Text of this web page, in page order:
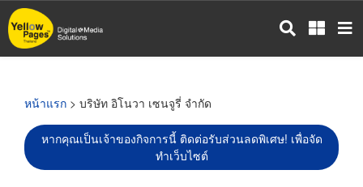
ข้าม
ไป
หน้าแรก > บริษัท อิโนวา เซนจูรี่ จำกัด
หากคุณเป็นเจ้าของกิจการนี้ ติดต่อรับส่วนลดพิเศษ! เพื่อจัด
ทำเว็บไซต์